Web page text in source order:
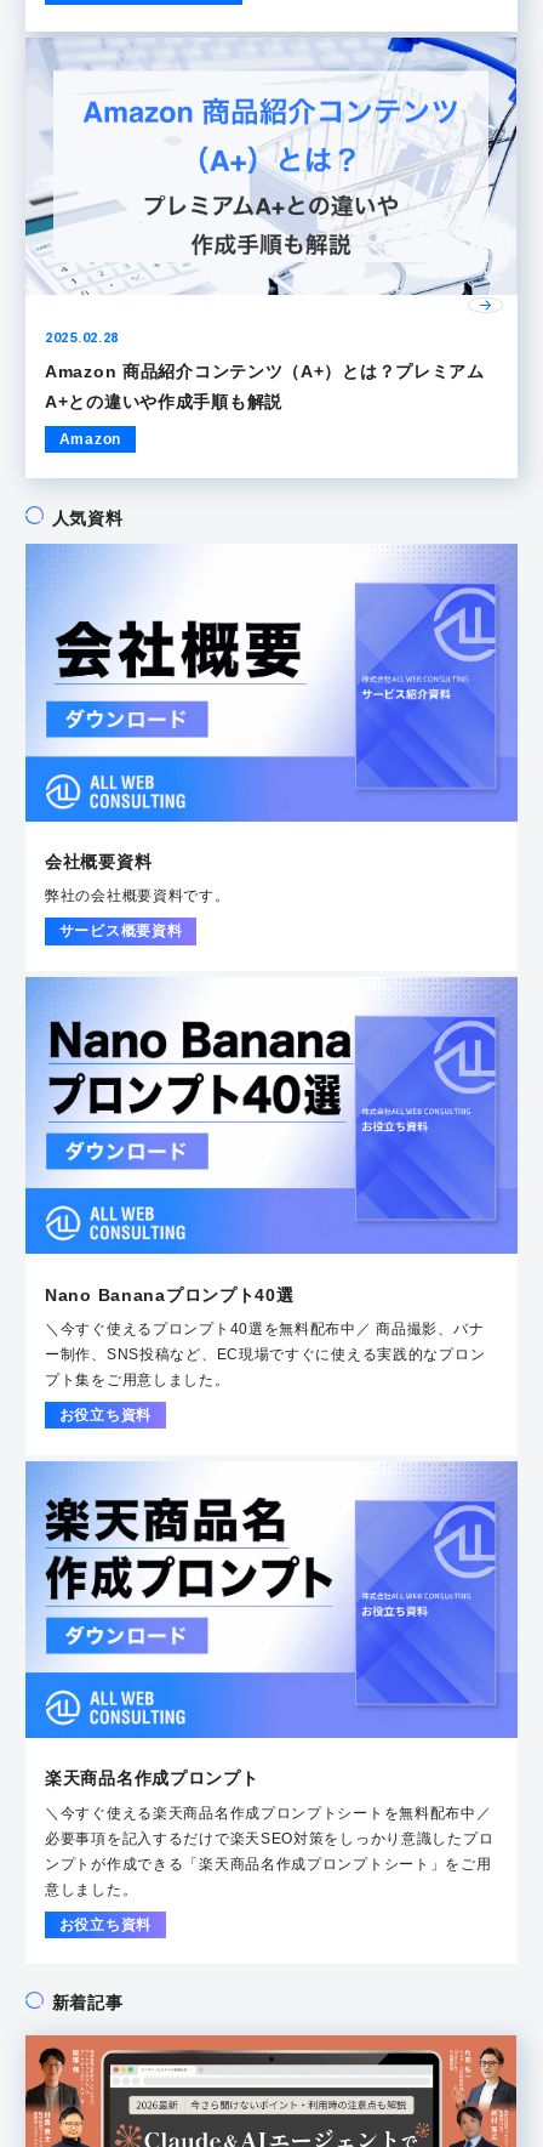
2025.02.28
Amazon 商品紹介コンテンツ（A+）とは？プレミアム
A+との違いや作成手順も解説
Amazon
人気資料
会社概要資料
弊社の会社概要資料です。
サービス概要資料
Nano Bananaプロンプト40選
＼今すぐ使えるプロンプト40選を無料配布中／ 商品撮影、バナ
ー制作、SNS投稿など、EC現場ですぐに使える実践的なプロン
プト集をご用意しました。
お役立ち資料
楽天商品名作成プロンプト
＼今すぐ使える楽天商品名作成プロンプトシートを無料配布中／
必要事項を記入するだけで楽天SEO対策をしっかり意識したプロ
ンプトが作成できる「楽天商品名作成プロンプトシート」をご用
意しました。
お役立ち資料
新着記事